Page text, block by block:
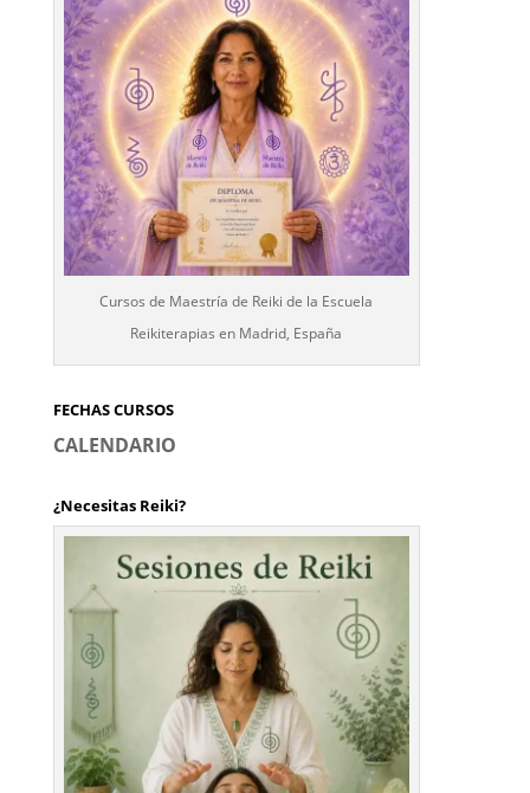
Cursos de Maestría de Reiki de la Escuela
Reikiterapias en Madrid, España
FECHAS CURSOS
CALENDARIO
¿Necesitas Reiki?